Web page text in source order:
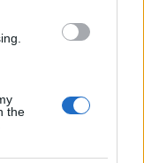
the
salvate dai vigili
il tempo in